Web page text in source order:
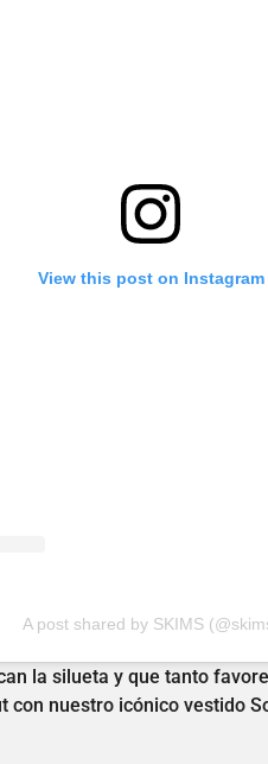
View this post on Instagram
A post shared by SKIMS
la silueta y que tanto
con nuestro icónico vestido